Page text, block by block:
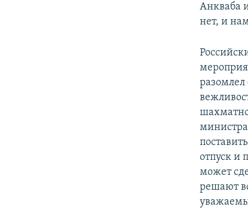
Анкваба
нет, и
министра
отпуск и
может
решают